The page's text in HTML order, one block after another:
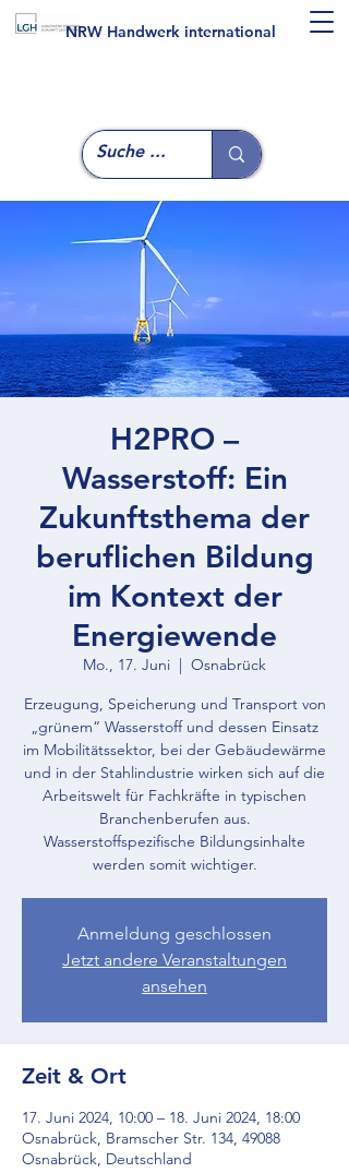
NRW Handwerk international
H2PRO –
Wasserstoff: Ein
Zukunftsthema der
beruflichen Bildung
im Kontext der
Energiewende
Mo., 17. Juni
  |
Osnabrück
Erzeugung, Speicherung und Transport von
„grünem“ Wasserstoff und dessen Einsatz
im Mobilitätssektor, bei der Gebäudewärme
und in der Stahlindustrie wirken sich auf die
Arbeitswelt für Fachkräfte in typischen
Branchenberufen aus.
Wasserstoffspezifische Bildungsinhalte
werden somit wichtiger.
Anmeldung geschlossen
Jetzt andere Veranstaltungen
ansehen
Zeit & Ort
17. Juni 2024, 10:00 – 18. Juni 2024, 18:00
Osnabrück, Bramscher Str. 134, 49088
Osnabrück, Deutschland